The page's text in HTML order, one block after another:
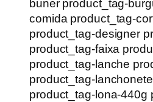
buner product_tag-
comida product_tag-
product_tag-designer
product_tag-faixa
product_tag-lanche
product_tag-
product_tag-lona-440g